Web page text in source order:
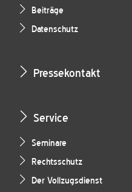
Beiträge
Datenschutz
Pressekontakt
Service
Seminare
Rechtsschutz
Der Vollzugsdienst